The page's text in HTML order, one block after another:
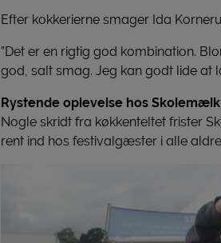
Efter kokkerierne smager Ida
”Det er en rigtig god kombination.
god, salt smag. Jeg kan godt lide at
Rystende oplevelse hos Skolemælk
Nogle skridt fra køkkenteltet frister
rent ind hos festivalgæster i alle